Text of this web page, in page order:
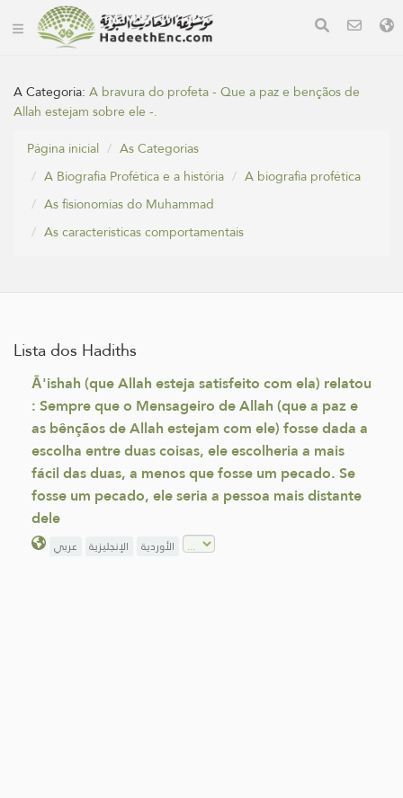
A Categoria:A bravura do profeta - Que a paz e bençãos de
Allah estejam sobre ele -.
Página inicial
As Categorias
A Biografia Profética e a história
A biografia profética
As fisionomias do Muhammad
As caracteristicas comportamentais
Lista dos Hadiths
Ā'ishah (que Allah esteja satisfeito com ela) relatou
: Sempre que o Mensageiro de Allah (que a paz e
as bênçãos de Allah estejam com ele) fosse dada a
escolha entre duas coisas, ele escolheria a mais
fácil das duas, a menos que fosse um pecado. Se
fosse um pecado, ele seria a pessoa mais distante
dele
عربي الإنجليزية الأوردية